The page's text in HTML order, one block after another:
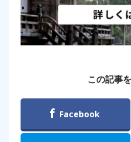
この記事
Facebook